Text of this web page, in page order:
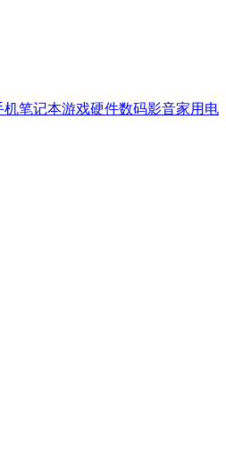
机笔记本游戏硬件数码影音家用电